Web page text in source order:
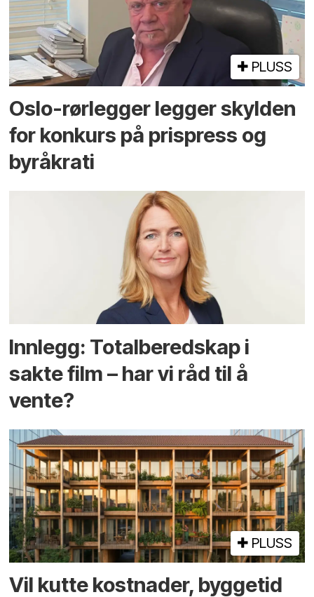
PLUSS
Oslo-rørlegger legger skylden
for konkurs på prispress og
byråkrati
Innlegg: Totalberedskap i
sakte film – har vi råd til å
vente?
PLUSS
Vil kutte kostnader, byggetid